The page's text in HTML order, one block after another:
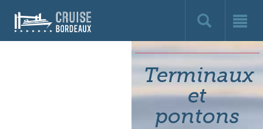
Cruise
Bordeaux,
Terminaux
et
pontons